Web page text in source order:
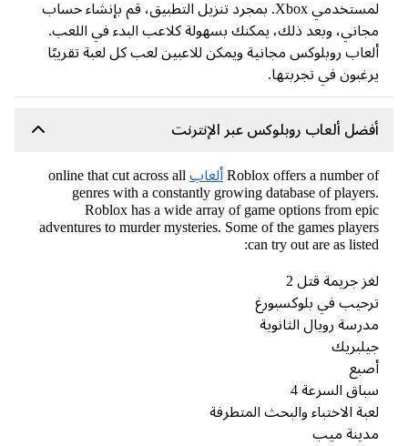
لمستخدمي Xbox. بمجرد تنزيل التطبيق، قم بإنشاء حساب
وبعد ذلك، يمكنك بسهولة كلاعب البدء في اللعب.
روبلوكس مجانية ويمكن للاعبين لعب كل لعبة تقريبًا
في تجربتها.
ألعاب روبلوكس عبر الإنترنت
Roblox offers a number ألعاب online that cut across all
genres with a constantly growing database of
Roblox has a wide array of game options from
adventures to murder mysteries. Some of the games
can try out are as
جريمة قتل 2
في بلوكسبورغ
رويال الثانوية
السرعة 4
الاختباء والبحث المتطرفة
ميب